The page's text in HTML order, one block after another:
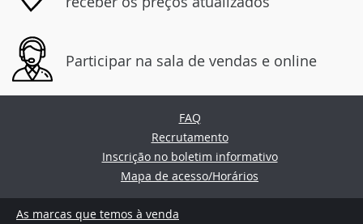
Participar na sala de vendas e online
FAQ
Recrutamento
Inscrição no boletim informativo
Mapa de acesso/Horários
As marcas que temos à venda